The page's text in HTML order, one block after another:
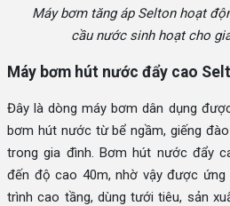
Máy bơm tăng áp Selton hoạt
cầu nước sinh hoạt cho
Máy bơm hút nước đẩy cao
Đây là dòng máy bơm dân dụng
bơm hút nước từ bể ngầm, giếng
trong gia đình. Bơm hút nước đẩy
đến độ cao 40m, nhờ vậy được ứng
trình cao tầng, dùng tưới tiêu, sản